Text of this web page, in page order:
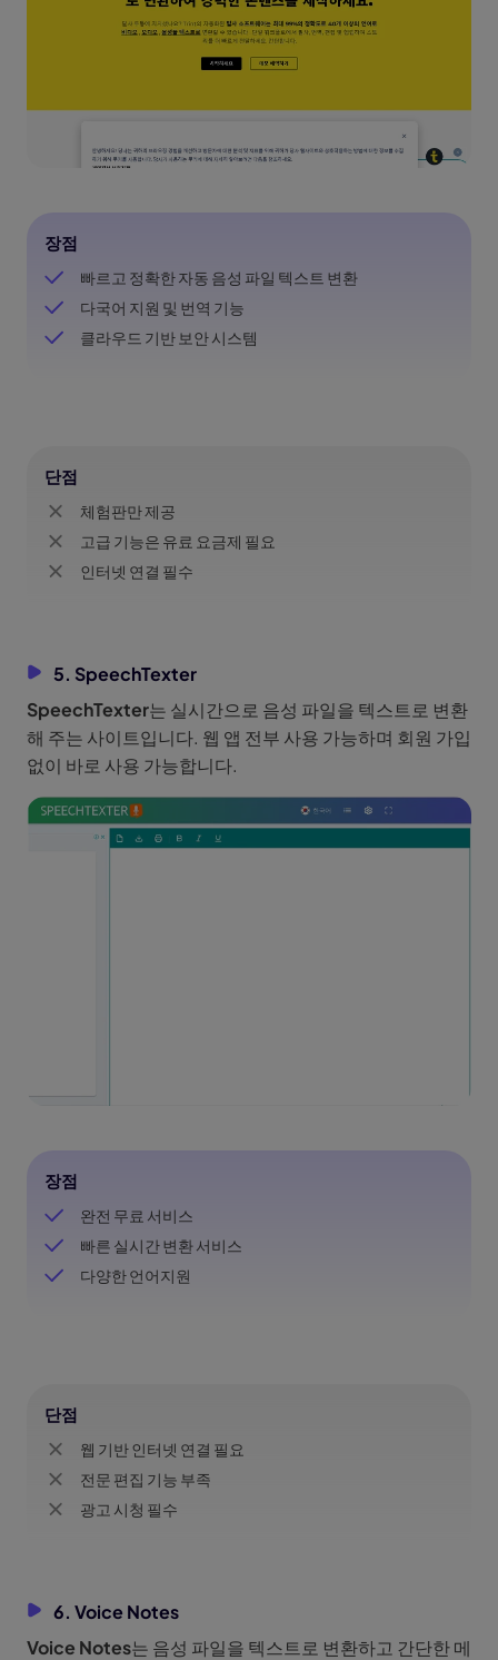
장점
빠르고 정확한 자동 음성 파일 텍스트 변환
다국어 지원 및 번역 기능
클라우드 기반 보안 시스템
단점
체험판만 제공
고급 기능은 유료 요금제 필요
인터넷 연결 필수
5. SpeechTexter
SpeechTexter는 실시간으로 음성 파일을 텍스트로 변환
해 주는 사이트입니다. 웹 앱 전부 사용 가능하며 회원 가입
없이 바로 사용 가능합니다.
장점
완전 무료 서비스
빠른 실시간 변환 서비스
다양한 언어지원
단점
웹 기반 인터넷 연결 필요
전문 편집 기능 부족
광고 시청 필수
6. Voice Notes
Voice Notes는 음성 파일을 텍스트로 변환하고 간단한 메